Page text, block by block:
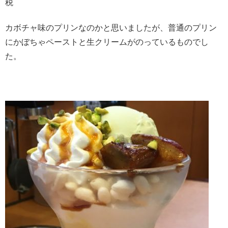
税
カボチャ味のプリンなのかと思いましたが、普通のプリン
にかぼちゃペーストと生クリームがのっているものでし
た。